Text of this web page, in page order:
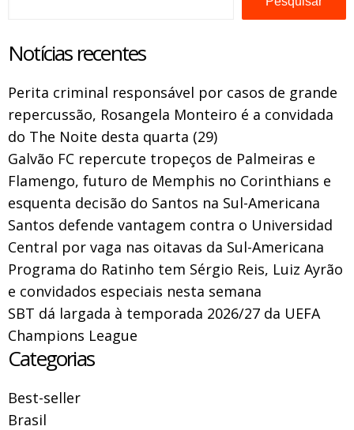
Notícias recentes
Perita criminal responsável por casos de grande
repercussão, Rosangela Monteiro é a convidada
do The Noite desta quarta (29)
Galvão FC repercute tropeços de Palmeiras e
Flamengo, futuro de Memphis no Corinthians e
esquenta decisão do Santos na Sul-Americana
Santos defende vantagem contra o Universidad
Central por vaga nas oitavas da Sul-Americana
Programa do Ratinho tem Sérgio Reis, Luiz Ayrão
e convidados especiais nesta semana
SBT dá largada à temporada 2026/27 da UEFA
Champions League
Categorias
Best-seller
Brasil